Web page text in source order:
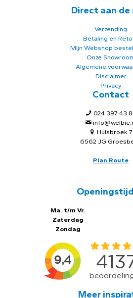
Direct aan de
Verzending
Betaling en
Mijn Webshop
Onze
Algemene
Disclaimer
Privacy
Contact
024 397 43
Hulsbroek 7
6562 JG
Plan Route
Ma. t/m Vr.
Zaterdag
Zondag
Meer